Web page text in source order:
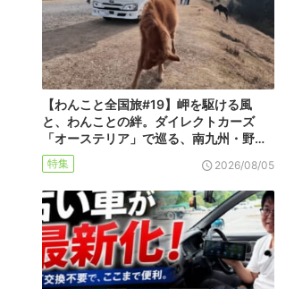
【わんこと全国旅#19】岬を駆ける風
と、わんことの絆。ダイレクトカーズ
「オーステリア」で巡る、南九州・野…
特集 2026/08/05